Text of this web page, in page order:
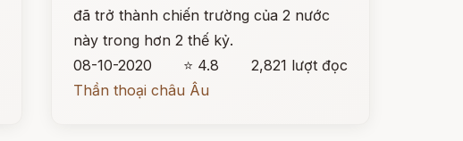
đã trở thành chiến trường của 2 nước
này trong hơn 2 thế kỷ.
08-10-2020
⭐ 4.8
2,821 lượt đọc
Thần thoại châu Âu